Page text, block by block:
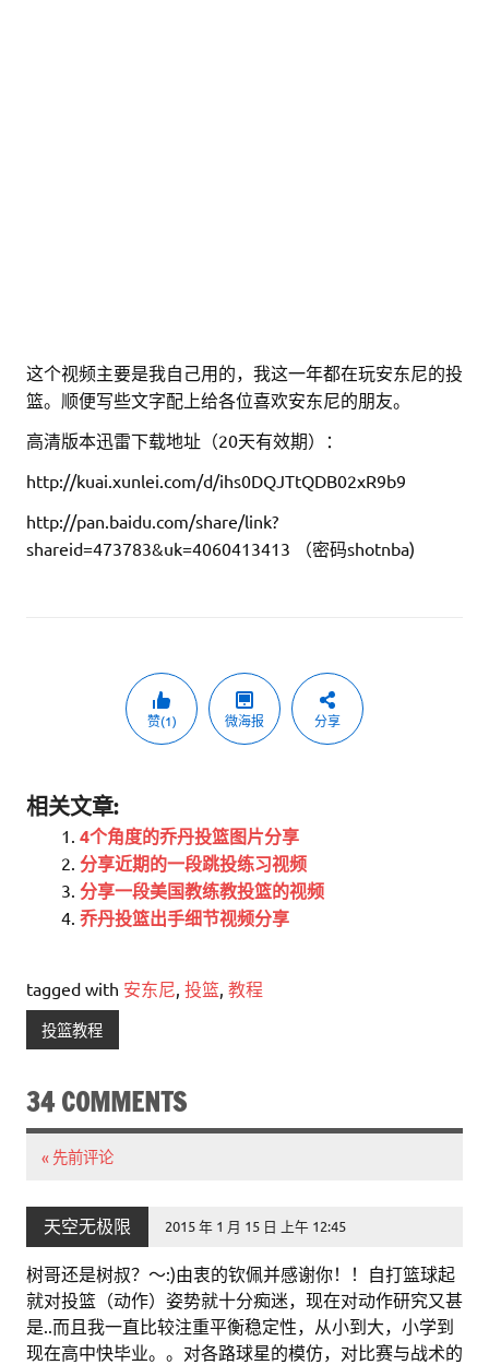
这个视频主要是我自己用的，我这一年都在玩安东尼的投
篮。顺便写些文字配上给各位喜欢安东尼的朋友。
高清版本迅雷下载地址（20天有效期）：
http://kuai.xunlei.com/d/ihs0DQJTtQDB02xR9b9
http://pan.baidu.com/share/link?
shareid=473783&uk=4060413413 （密码shotnba)
赞(1) 微海报 分享
相关文章:
4个角度的乔丹投篮图片分享
分享近期的一段跳投练习视频
分享一段美国教练教投篮的视频
乔丹投篮出手细节视频分享
tagged with 安东尼, 投篮, 教程
投篮教程
34 COMMENTS
« 先前评论
天空无极限 2015 年 1 月 15 日 上午 12:45
树哥还是树叔？～:)由衷的钦佩并感谢你！！自打篮球起
就对投篮（动作）姿势就十分痴迷，现在对动作研究又甚
是..而且我一直比较注重平衡稳定性，从小到大，小学到
现在高中快毕业。。对各路球星的模仿，对比赛与战术的